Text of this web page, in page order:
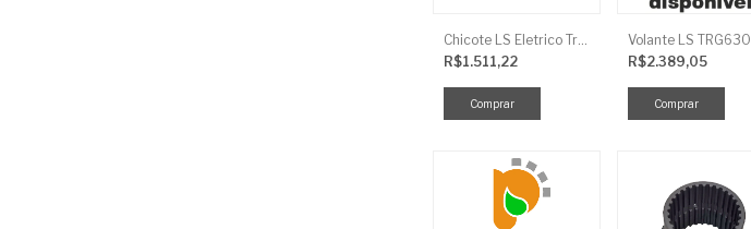
Chicote LS Eletrico Traseiro TRG730FCI
R$1.511,22
Volante LS TRG630
R$2.389,05